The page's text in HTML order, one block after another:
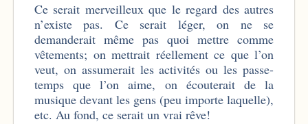
Ce serait merveilleux que le regard des autres
n’existe pas. Ce serait léger, on ne se
demanderait même pas quoi mettre comme
vêtements; on mettrait réellement ce que l’on
veut, on assumerait les activités ou les passe-
temps que l’on aime, on écouterait de la
musique devant les gens (peu importe laquelle),
etc. Au fond, ce serait un vrai rêve!